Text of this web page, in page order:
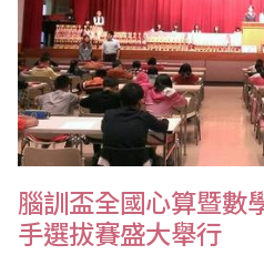
腦訓盃全國心算暨數
手選拔賽盛大舉行